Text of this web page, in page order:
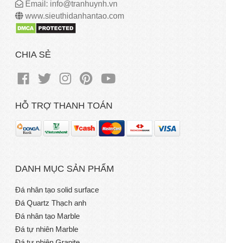
Email: info@tranhuynh.vn
www.sieuthidanhantao.com
CHIA SẺ
HỖ TRỢ THANH TOÁN
DANH MỤC SẢN PHẨM
Đá nhân tạo solid surface
Đá Quartz Thạch anh
Đá nhân tạo Marble
Đá tự nhiên Marble